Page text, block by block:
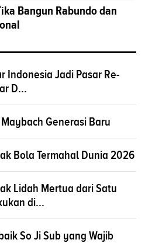
Bangun Rabundo dan
Indonesia Jadi Pasar Re-
D...
Generasi Baru
Bola Termahal Dunia 2026
Lidah Mertua dari Satu
di...
So Ji Sub yang Wajib